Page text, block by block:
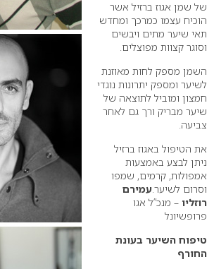
של שמן אגוז ברזיל אשר
הוכיח עצמו כמרכך ומחדש
תאי שיער מתים ויבשים
וסוגר קצוות מפוצלים.
השמן מספק לחות מאוזנת
לשיער ומספק יתרונות נוגדי
חמצון ומוביל לתוצאה של
שיער מבריק ורך גם לאחר
צביעה.
את הטיפול באגוז ברזיל
ניתן לבצע באמצעות
אמפולות, קרמים, שמפו
וסרום לשיער.עמירם
רוזליו – מנכ”ל אגו
פרופשיונל
טיפוח השיער בעונת
החורף